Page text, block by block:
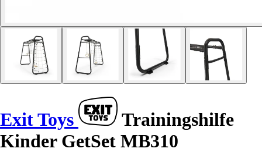
Exit Toys
Trainingshilfe
Kinder GetSet MB310